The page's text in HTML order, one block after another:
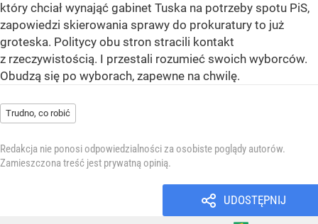
który chciał wynająć gabinet Tuska na potrzeby spotu PiS,
zapowiedzi skierowania sprawy do prokuratury to już
groteska. Politycy obu stron stracili kontakt
z rzeczywistością. I przestali rozumieć swoich wyborców.
Obudzą się po wyborach, zapewne na chwilę.
Trudno, co robić
Redakcja nie ponosi odpowiedzialności za osobiste poglądy autorów.
Zamieszczona treść jest prywatną opinią.
UDOSTĘPNIJ